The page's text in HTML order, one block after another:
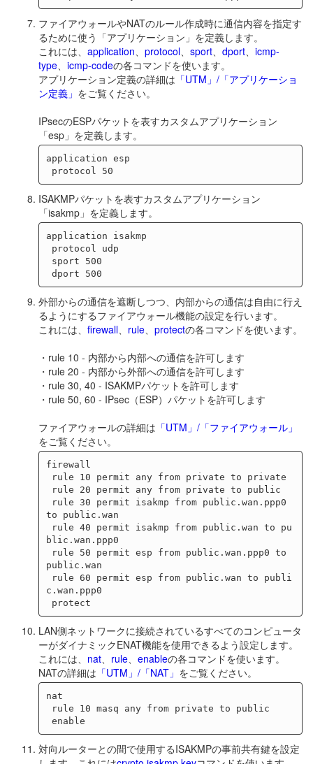
ファイアウォールやNATのルール作成時に通信内容を指定す
るために使う「アプリケーション」を定義します。
これには、 application、 protocol、 sport、 dport、 icmp-
type、 icmp-codeの各コマンドを使います。
アプリケーション定義の詳細は 「UTM」/「アプリケーショ
ン定義」 をご覧ください。
IPsecのESPパケットを表すカスタムアプリケーション
「esp」を定義します。
application esp
ISAKMPパケットを表すカスタムアプリケーション
「isakmp」を定義します。
application isakmp
外部からの通信を遮断しつつ、内部からの通信は自由に行え
るようにするファイアウォール機能の設定を行います。
これには、 firewall、 rule、 protectの各コマンドを使います。
・rule 10 - 内部から内部への通信を許可します
・rule 20 - 内部から外部への通信を許可します
・rule 30, 40 - ISAKMPパケットを許可します
・rule 50, 60 - IPsec（ESP）パケットを許可します
ファイアウォールの詳細は 「UTM」/「ファイアウォール」
をご覧ください。
firewall
to public.wan
blic.wan.ppp0
public.wan
c.wan.ppp0
LAN側ネットワークに接続されているすべてのコンピュータ
ーがダイナミックENAT機能を使用できるよう設定します。
これには、 nat、 rule、 enableの各コマンドを使います。
NATの詳細は 「UTM」/「NAT」 をご覧ください。
nat
対向ルーターとの間で使用するISAKMPの事前共有鍵を設定